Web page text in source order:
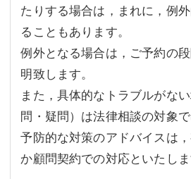
たりする場合は，まれに，例
ることもあります。
例外となる場合は，ご予約の
明致します。
また，具体的なトラブルがな
問・疑問）は法律相談の対象で
予防的な対策のアドバイスは
か顧問契約での対応といたしま